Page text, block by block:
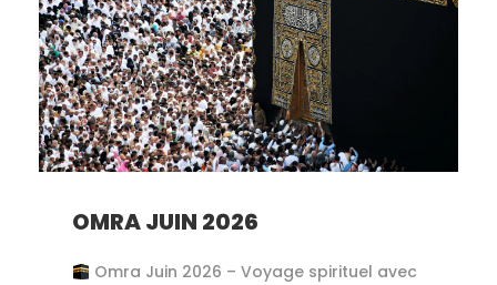
OMRA JUIN 2026
Omra Juin 2026 – Voyage spirituel avec